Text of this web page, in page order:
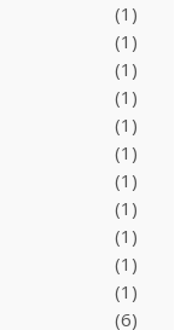
(1)
(1)
(1)
(1)
(1)
(1)
(1)
(1)
(1)
(1)
(1)
(6)